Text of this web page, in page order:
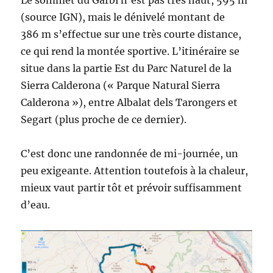
(source IGN), mais le dénivelé montant de
386 m s’effectue sur une très courte distance,
ce qui rend la montée sportive. L’itinéraire se
situe dans la partie Est du Parc Naturel de la
Sierra Calderona (« Parque Natural Sierra
Calderona »), entre Albalat dels Tarongers et
Segart (plus proche de ce dernier).
C’est donc une randonnée de mi-journée, un
peu exigeante. Attention toutefois à la chaleur,
mieux vaut partir tôt et prévoir suffisamment
d’eau.